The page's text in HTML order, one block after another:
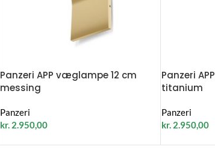
Panzeri APP væglampe 12 cm
messing
Panzeri
kr.2.950,00
Panzeri
titanium
Panzeri
kr. 2.950,00